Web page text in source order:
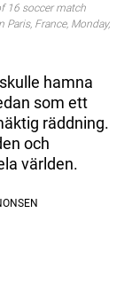
16 soccer match
Paris, France, Monday,
hamna
som ett
räddning.
och
världen.